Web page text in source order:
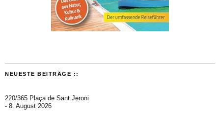
NEUESTE BEITRÄGE ::
220/365 Plaça de Sant Jeroni
8. August 2026